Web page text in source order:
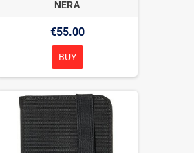
NERA
€55.00
BUY